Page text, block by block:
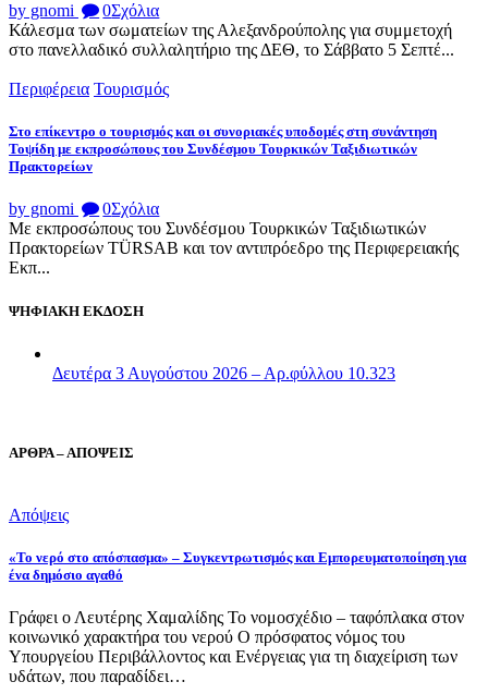
by gnomi 0Σχόλια
Κάλεσμα των σωματείων της Αλεξανδρούπολης για συμμετοχή
στο πανελλαδικό συλλαλητήριο της ΔΕΘ, το Σάββατο 5 Σεπτέ...
Περιφέρεια Τουρισμός
Στο επίκεντρο ο τουρισμός και οι συνοριακές υποδομές στη συνάντηση
Τοψίδη με εκπροσώπους του Συνδέσμου Τουρκικών Ταξιδιωτικών
Πρακτορείων
by gnomi 0Σχόλια
Με εκπροσώπους του Συνδέσμου Τουρκικών Ταξιδιωτικών
Πρακτορείων TÜRSAB και τον αντιπρόεδρο της Περιφερειακής
Εκπ...
ΨΗΦΙΑΚΗ ΕΚΔΟΣΗ
Δευτέρα 3 Αυγούστου 2026 – Αρ.φύλλου 10.323
ΑΡΘΡΑ – ΑΠΟΨΕΙΣ
Απόψεις
«Το νερό στο απόσπασμα» – Συγκεντρωτισμός και Εμπορευματοποίηση για
ένα δημόσιο αγαθό
Γράφει ο Λευτέρης Χαμαλίδης Το νομοσχέδιο – ταφόπλακα στον
κοινωνικό χαρακτήρα του νερού Ο πρόσφατος νόμος του
Υπουργείου Περιβάλλοντος και Ενέργειας για τη διαχείριση των
υδάτων, που παραδίδει…